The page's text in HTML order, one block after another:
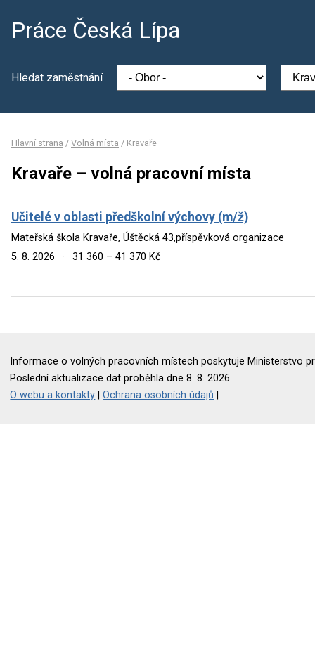
Práce Česká Lípa
Hledat zaměstnání
Hlavní strana / Volná místa / Kravaře
Kravaře – volná pracovní místa
Učitelé v oblasti předškolní výchovy (m/ž)
Mateřská škola Kravaře, Úštěcká 43,příspěvková organizace
5. 8. 2026
· 31 360 – 41 370 Kč
Informace o volných pracovních místech poskytuje Ministerstvo
Poslední aktualizace dat proběhla dne 8. 8. 2026.
O webu a kontakty |Ochrana osobních údajů